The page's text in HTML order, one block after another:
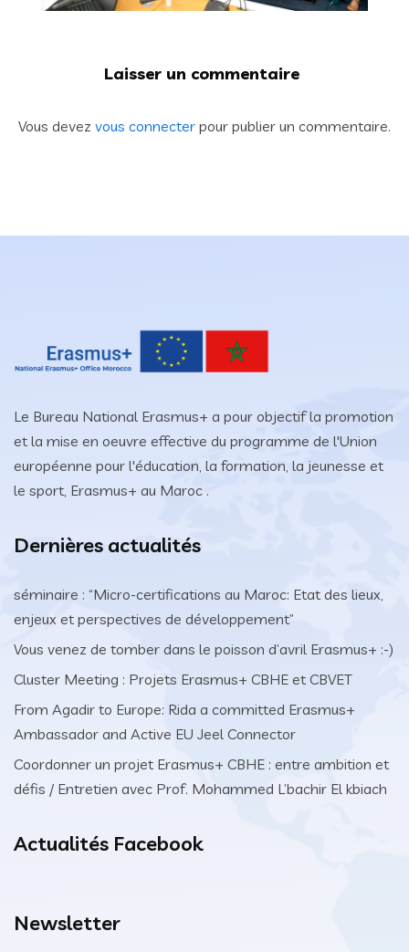
Laisser un commentaire
Vous devez vous connecter pour publier un commentaire.
Le Bureau National Erasmus+ a pour objectif la promotion
et la mise en oeuvre effective du programme de l'Union
européenne pour l'éducation, la formation, la jeunesse et
le sport, Erasmus+ au Maroc .
Dernières actualités
séminaire : “Micro-certifications au Maroc: Etat des lieux,
enjeux et perspectives de développement”
Vous venez de tomber dans le poisson d’avril Erasmus+ :-)
Cluster Meeting : Projets Erasmus+ CBHE et CBVET
From Agadir to Europe: Rida a committed Erasmus+
Ambassador and Active EU Jeel Connector
Coordonner un projet Erasmus+ CBHE : entre ambition et
défis / Entretien avec Prof. Mohammed L’bachir El kbiach
Actualités Facebook
Newsletter